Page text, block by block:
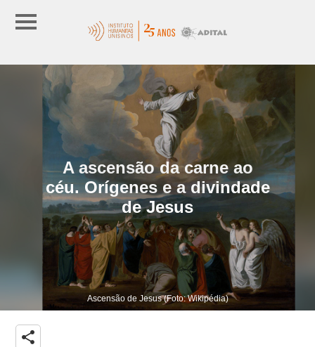
A ascensão da carne ao
céu. Orígenes e a divindade
de Jesus
Ascensão de Jesus (Foto: Wikipédia)
share